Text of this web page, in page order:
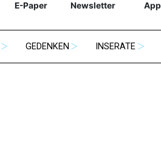
E-Paper Newsletter App
GEDENKEN INSERATE